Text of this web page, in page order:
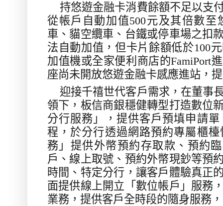
持悠遊金融卡消費餘額不足以支
從帳戶自動加值500元及其倍數至
車、貓空纜車、台鐵或停車場之扣
法自動加值，但卡片餘額低於100
加值機或全家便利商店的FamiPort
座尚未開放悠遊金融卡感應進站，
迎接千禧世代客戶需求，在董事
領下，板信商銀穩健轉型打造數位
分行服務」，提供客戶預填申請
程，於分行透過網路預約專屬櫃
務」提供外幣預約存取款、預約
戶、線上取號、預約外幣現鈔等預
時間、特定分行，讓客戶體驗真正
面提供線上開立「數位帳戶」服務
業務，提供客戶全時段的隨身服務